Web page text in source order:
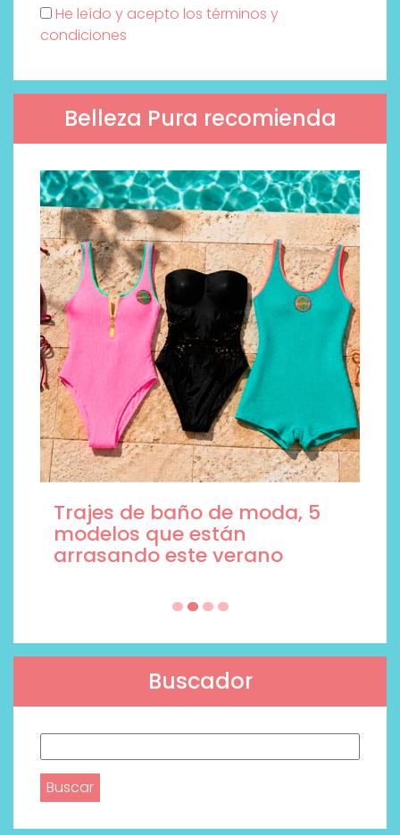
He leído y acepto los términos y
condiciones
Belleza Pura recomienda
Trajes de baño de moda, 5
modelos que están
arrasando este verano
Buscador